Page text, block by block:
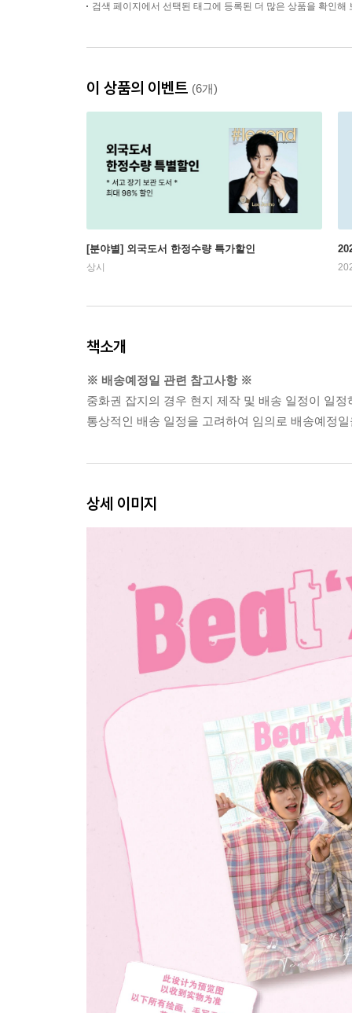
잡지+랜덤 카드 35장
5장+인생네컷 1장)
검색 페이지에서 선택된 태그에 등록된 더 많은 상품을 확인해
이 상품의 이벤트 (6개)
[분야별] 외국도서 한정수량 특가할인
상시
책소개
※ 배송예정일 관련 참고사항 ※
중화권 잡지의 경우 현지 제작 및 배송 일정이 일
통상적인 배송 일정을 고려하여 임의로 배송예정
상세 이미지